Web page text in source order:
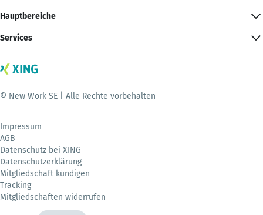
Hauptbereiche
Services
© New Work SE | Alle Rechte vorbehalten
Impressum
AGB
Datenschutz bei XING
Datenschutzerklärung
Mitgliedschaft kündigen
Tracking
Mitgliedschaften widerrufen